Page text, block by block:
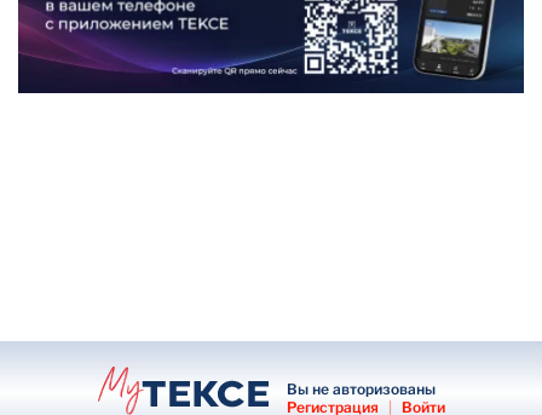
Вы не авторизованы
Регистрация
| Войти